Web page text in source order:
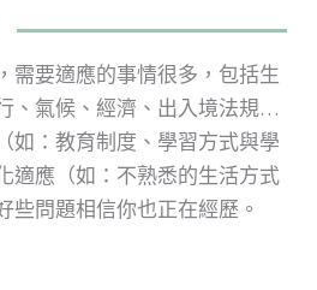
需要適應的事情很多，包括生
、氣候、經濟、出入境法規…
如：教育制度、學習方式與學
適應（如：不熟悉的生活方式
些問題相信你也正在經歷。